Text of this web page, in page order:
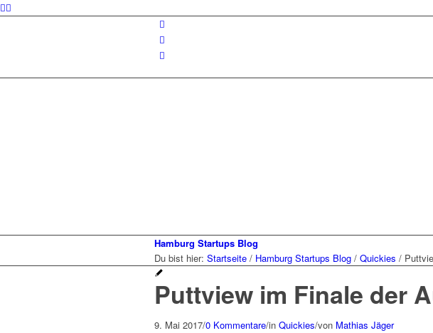
Hamburg Startups Blog
Du bist hier: Startseite / Hamburg Startups Blog / Quickies /
Puttview im Finale der
9. Mai 2017/0 Kommentare/in Quickies/von Mathias Jäger